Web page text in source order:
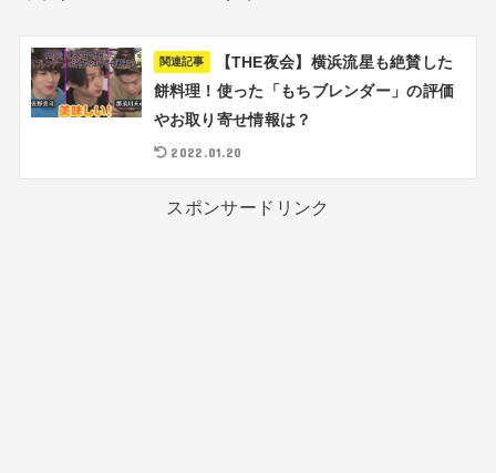
関連記事
【THE夜会】横浜流星も絶賛した
餅料理！使った「もちブレンダー」の評価
やお取り寄せ情報は？
2022.01.20
スポンサードリンク